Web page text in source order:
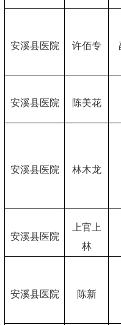
安溪县医院 许佰专
安溪县医院 陈美花
安溪县医院 林木龙
安溪县医院
上官上
林
安溪县医院 陈新